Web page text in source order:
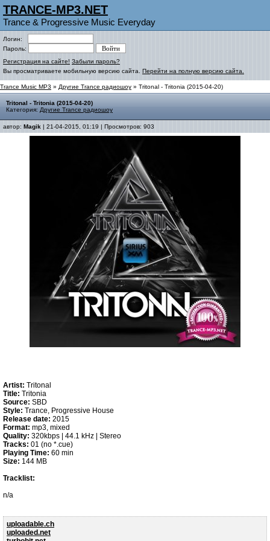
TRANCE-MP3.NET
Trance & Progressive Music Everyday
Логин:
Пароль:
Регистрация на сайте! Забыли пароль?
Вы просматриваете мобильную версию сайта. Перейти на полную версию сайта.
Trance Music MP3 » Другие Trance радиошоу » Tritonal - Tritonia (2015-04-20)
Tritonal - Tritonia (2015-04-20)
Категория: Другие Trance радиошоу
автор: Magik | 21-04-2015, 01:19 | Просмотров: 903
Artist: Tritonal
Title: Tritonia
Source: SBD
Style: Trance, Progressive House
Release date: 2015
Format: mp3, mixed
Quality: 320kbps | 44.1 kHz | Stereo
Tracks: 01 (no *.cue)
Playing Time: 60 min
Size: 144 MB
Tracklist:
n/a
uploadable.ch
uploaded.net